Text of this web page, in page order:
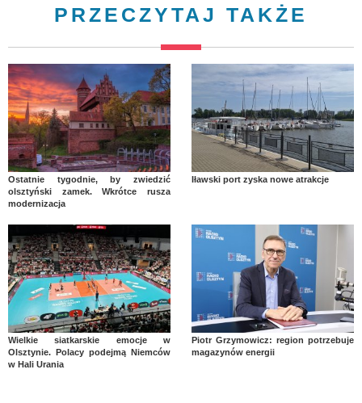
PRZECZYTAJ TAKŻE
Ostatnie tygodnie, by zwiedzić
olsztyński zamek. Wkrótce rusza
modernizacja
Iławski port zyska nowe atrakcje
Wielkie siatkarskie emocje w
Olsztynie. Polacy podejmą Niemców
w Hali Urania
Piotr Grzymowicz: region potrzebuje
magazynów energii